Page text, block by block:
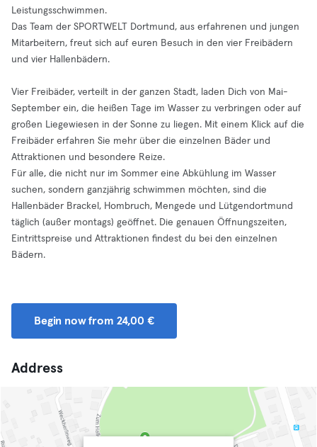
Leistungsschwimmen.
Das Team der SPORTWELT Dortmund, aus erfahrenen und jungen
Mitarbeitern, freut sich auf euren Besuch in den vier Freibädern
und vier Hallenbädern.
Vier Freibäder, verteilt in der ganzen Stadt, laden Dich von Mai-
September ein, die heißen Tage im Wasser zu verbringen oder auf
großen Liegewiesen in der Sonne zu liegen. Mit einem Klick auf die
Freibäder erfahren Sie mehr über die einzelnen Bäder und
Attraktionen und besondere Reize.
Für alle, die nicht nur im Sommer eine Abkühlung im Wasser
suchen, sondern ganzjährig schwimmen möchten, sind die
Hallenbäder Brackel, Hombruch, Mengede und Lütgendortmund
täglich (außer montags) geöffnet. Die genauen Öffnungszeiten,
Eintrittspreise und Attraktionen findest du bei den einzelnen
Bädern.
Begin now from 24,00 €
Address